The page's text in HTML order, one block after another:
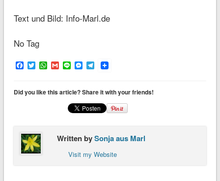
Text und Bild: Info-Marl.de
No Tag
Facebook
TwitterWhatsApp
Gmail
LineMessenger
Telegram
Did you like this article? Share it with your friends!
Written bySonja aus Marl
Visit my Website